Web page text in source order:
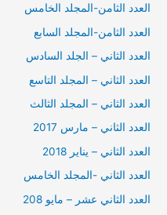
العدد الثامن-المجلد الخامس
العدد الثامن-المجلد السابع
العدد الثاني – الجلد السادس
العدد الثاني – المجلد التاسع
العدد الثاني – المجلد الثالث
العدد الثاني – مارس 2017
العدد الثاني – يناير 2018
العدد الثاني -المجلد الخامس
العدد الثاني عشر – مايو 208